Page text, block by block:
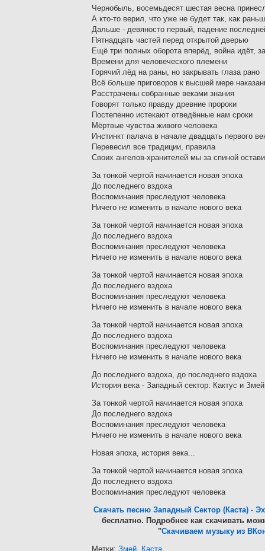
Чернобыль, восемьдесят шестая весна
А кто-то верил, что уже не будет так, как
Дальше - девяносто первый, падение
Пятнадцать частей перед открытой дверью
Ещё три полных оборота вперёд, война идёт,
Времени для человеческого племени
Горячий лёд на раны, но закрывать глаза рано
Всё больше приговоров к высшей мере
Расстрачены собранные веками знания
Говорят только правду древние пророки
Постепенно истекают отведённые нам сроки
Мёртвые чувства живого человека
Инстинкт палача в начале двадцать первого
Перевесил все традиции, правила
Своих ангелов-хранителей мы за спиной
За тонкой чертой начинается новая эпоха
До последнего вздоха
Воспоминания преследуют человека
Ничего не изменить в начале нового века
За тонкой чертой начинается новая эпоха
До последнего вздоха
Воспоминания преследуют человека
Ничего не изменить в начале нового века
За тонкой чертой начинается новая эпоха
До последнего вздоха
Воспоминания преследуют человека
Ничего не изменить в начале нового века
За тонкой чертой начинается новая эпоха
До последнего вздоха
Воспоминания преследуют человека
Ничего не изменить в начале нового века
До последнего вздоха, до последнего вздоха
История века - Западный сектор: Кактус и Змей
За тонкой чертой начинается новая эпоха
До последнего вздоха
Воспоминания преследуют человека
Ничего не изменить в начале нового века
Новая эпоха, история века...
За тонкой чертой начинается новая эпоха
До последнего вздоха
Воспоминания преследуют человека
Скачать песню Западный Сектор (Каста) -
бесплатно. Подробнее как скачивать
"Скачиваем музыку из
Метки: Змей Каста